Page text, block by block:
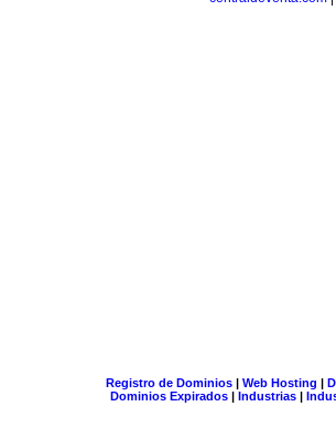
Registro de Dominios| Web Hosting |
Dominios Expirados | Industrias |